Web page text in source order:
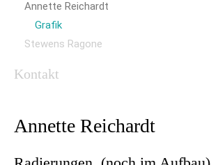
Annette Reichardt
Grafik
Stewens Ragone
Kontakt
Annette Reichardt